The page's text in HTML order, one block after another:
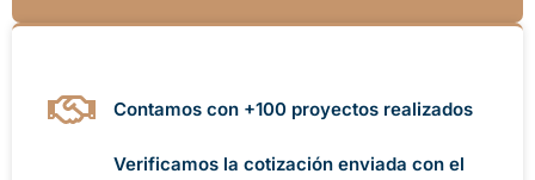
Contamos con +100 proyectos realizados
Verificamos la cotización enviada con el